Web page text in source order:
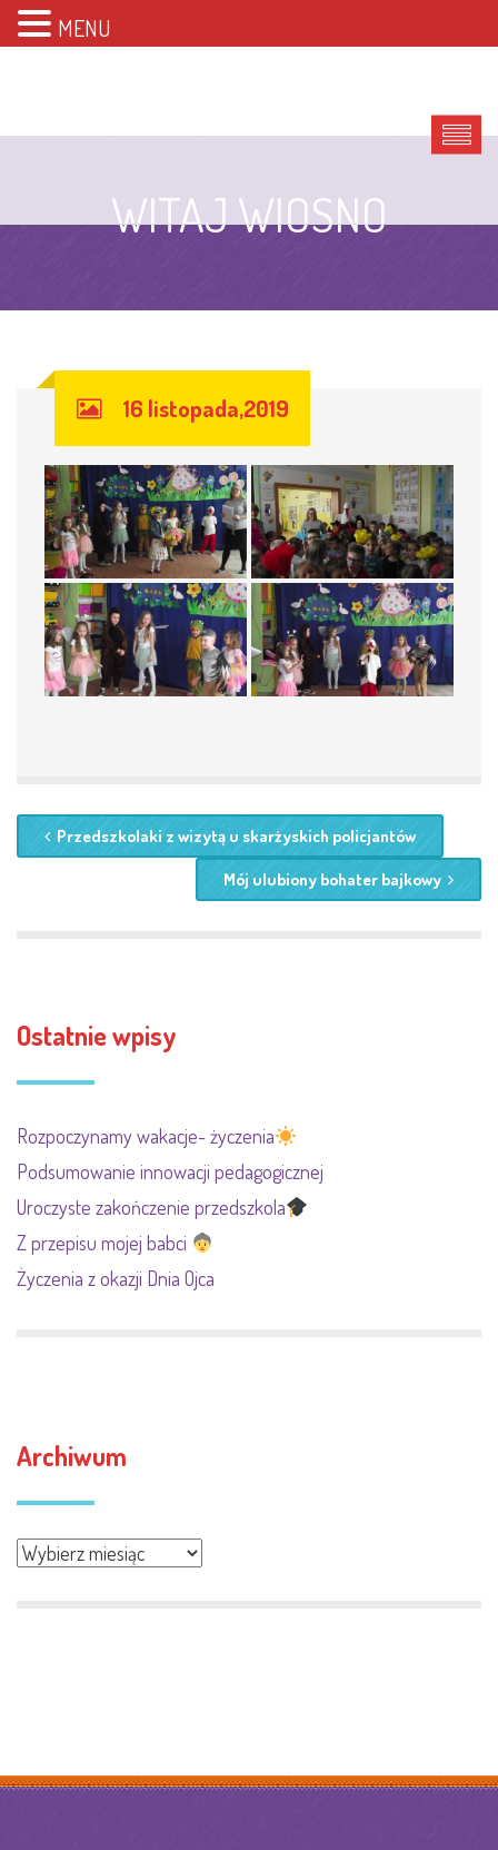
WITAJ WIOSNO
16 listopada,2019
Przedszkolaki z wizytą u skarżyskich policjantów
Mój ulubiony bohater bajkowy
Ostatnie wpisy
Rozpoczynamy wakacje- życzenia
Podsumowanie innowacji pedagogicznej
Uroczyste zakończenie przedszkola
Z przepisu mojej babci
Życzenia z okazji Dnia Ojca
Archiwum
Archiwum
MENU